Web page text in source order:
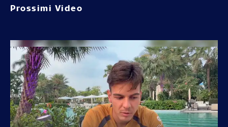
Prossimi Video